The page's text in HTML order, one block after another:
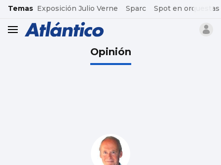
common.go-to-content
Temas Exposición Julio Verne Sparc Spot en orquestas
header.menu.open
Opinión